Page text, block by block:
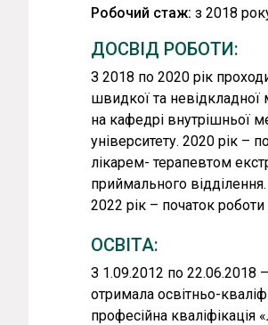
лікар зрозуміла, що
професійно та підвищує
бажання допомагати
Сьогодні пацієнти
зі змінами в
до лікаря – причини, що
Віра Олегівна
надати допомогу,
відмовляються йти до
«Знайти спільну мову
у роботі лікаря», –
Коли пацієнт
необхідний в роботі
Робочий стаж: з 2018
ДОСВІД РОБОТИ:
З 2018 по 2020 рік
швидкої та невідкладної
на кафедрі внутрішньої
університету. 2020 рік
лікарем- терапевтом
приймального
2022 рік – початок
ОСВІТА:
З 1.09.2012 по 22.06.2018
отримала освітньо-
професійна кваліфікація